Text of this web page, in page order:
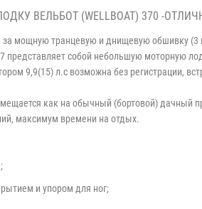
ВЕЛЬБОТ (WELLBOAT) 370 -
мощную транцевую и днищевую обшивку
собой небольшую моторную
9,9(15) л.с возможна без регистрации,
как на обычный (бортовой) дачный
максимум времени на отдых.
и упором для ног;